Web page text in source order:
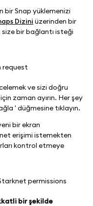
bir Snap yüklemenizi
Dizini üzerinden bir
bir bağlantı isteği
ve sizi doğru
zaman ayırın. Her şey
' düğmesine tıklayın.
bir ekran
erişimi istemekten
kontrol etmeye
bir şekilde